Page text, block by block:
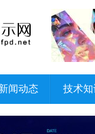
闻动态 技术知